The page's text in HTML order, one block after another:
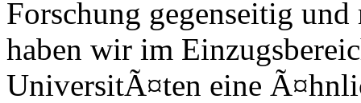
Forschung gegenseitig
haben wir im
UniversitÃ¤ten eine